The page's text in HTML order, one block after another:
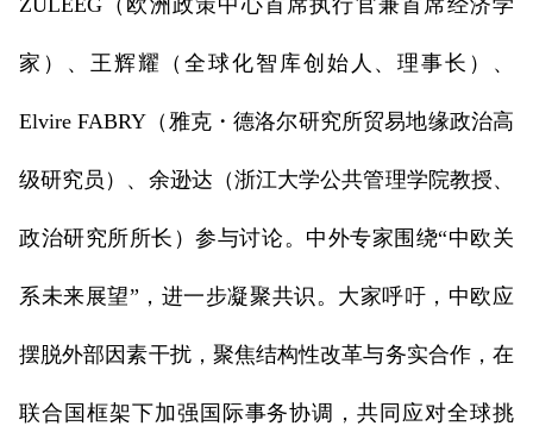
ZULEEG（欧洲政策中心首席执行官兼首席经济学
家）、王辉耀（全球化智库创始人、理事长）、
Elvire FABRY（雅克・德洛尔研究所贸易地缘政治高
级研究员）、余逊达（浙江大学公共管理学院教授、
政治研究所所长）参与讨论。中外专家围绕“中欧关
系未来展望”，进一步凝聚共识。大家呼吁，中欧应
摆脱外部因素干扰，聚焦结构性改革与务实合作，在
联合国框架下加强国际事务协调，共同应对全球挑